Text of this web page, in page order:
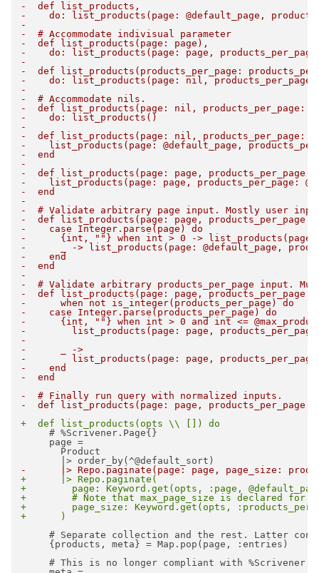
-  def list_products,
-    do: list_products(page: @default_page,
-
-  # Accommodate indivisual parameter
-  def list_products(page: page),
-    do: list_products(page: page,
-
-  def list_products(products_per_page:
-    do: list_products(page: nil, products_per_page:
-
-  # Accommodate nils.
-  def list_products(page: nil, products_per_page:
-    do: list_products()
-
-  def list_products(page: nil, products_per_page:
-    list_products(page: @default_page,
-  end
-
-  def list_products(page: page,
-    list_products(page: page, products_per_page:
-  end
-
-  # Validate arbitrary page input. Mostly user
-  def list_products(page: page, products_per_page:
-    case Integer.parse(page) do
-      {int, ""} when int > 0 -> list_products(page:
-      _ -> list_products(page: @default_page,
-    end
-  end
-
-  # Validate arbitrary products_per_page input.
-  def list_products(page: page, products_per_page:
-      when not is_integer(products_per_page) do
-    case Integer.parse(products_per_page) do
-      {int, ""} when int > 0 and int <=
-        list_products(page: page,
-
-      _ ->
-        list_products(page: page, products_per_page:
-    end
-  end
-  # Finally run query with normalized inputs.
-  def list_products(page: page, products_per_page:
+  def list_products(opts \\ []) do
     # %Scrivener.Page{}
     page =
       Product
-      |> Repo.paginate(page: page, page_size:
+      |> Repo.paginate(
+        page: Keyword.get(opts, :page,
+        # Note that max_page_size is declared for
+        page_size: Keyword.get(opts,
+      )
# Separate collection and the rest. Latter
     {products, meta} = Map.pop(page, :entries)
# This is no longer compliant with